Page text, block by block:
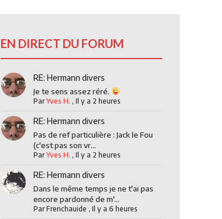
EN DIRECT DU FORUM
RE: Hermann divers
Je te sens assez réré.
ParYves H. , Il y a 2 heures
RE: Hermann divers
Pas de ref particulière : Jack le Fou
(c'est pas son vr...
ParYves H. , Il y a 2 heures
RE: Hermann divers
Dans le même temps je ne t'ai pas
encore pardonné de m'...
ParFrenchauide , Il y a 6 heures